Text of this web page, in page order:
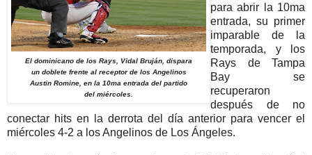
El dominicano de los Rays, Vidal Bruján, dispara
un doblete frente al receptor de los Angelinos
Austin Romine, en la 10ma entrada del partido
del miércoles.
para abrir la 10ma
entrada, su primer
imparable de la
temporada, y los
Rays de Tampa
Bay se
recuperaron
después de no
conectar hits en la derrota del día anterior para vencer el
miércoles 4-2 a los Angelinos de Los Ángeles.